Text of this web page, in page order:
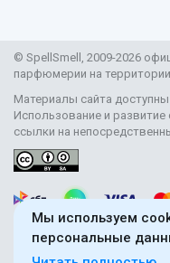
Мы используем
персональные
Поставщикам
© SpellSmell, 2009-2026
парфюмерии на
Материалы сайта
Использование и
ссылки на